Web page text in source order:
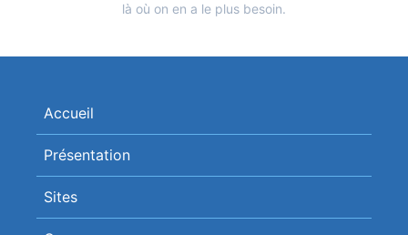
là où on en a le plus besoin.
Accueil
Présentation
Sites